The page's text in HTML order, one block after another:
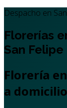
Despacho en
Florerías
San Felipe
Florería
a